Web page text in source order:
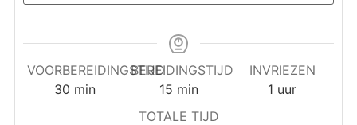
VOORBEREIDINGSTIJD
30minuten
min
BEREIDINGSTIJD
15minuten
min
INVRIEZEN
1 uur
uur
TOTALE TIJD